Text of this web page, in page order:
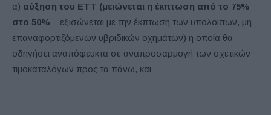
α) αύξηση του ΕΤΤ (μειώνεται η έκπτωση από το 75%
στο 50% – εξισώνεται με την έκπτωση των υπολοίπων, μη
επαναφορτιζόμενων υβριδικών οχημάτων) η οποία θα
οδηγήσει αναπόφευκτα σε αναπροσαρμογή των σχετικών
τιμοκαταλόγων προς τα πάνω, και